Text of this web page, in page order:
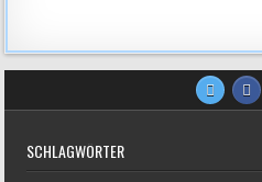
SCHLAGWÖRTER